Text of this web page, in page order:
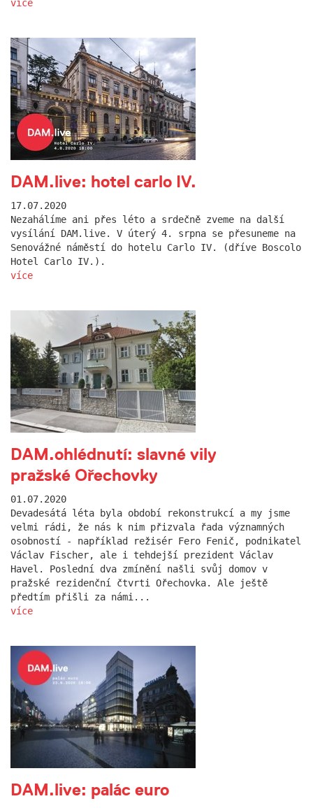
více
DAM.live: hotel carlo IV.
17.07.2020
Nezahálíme ani přes léto a srdečně zveme na další
vysílání DAM.live. V úterý 4. srpna se přesuneme na
Senovážné náměstí do hotelu Carlo IV. (dříve Boscolo
Hotel Carlo IV.).
více
DAM.ohlédnutí: slavné vily
pražské Ořechovky
01.07.2020
Devadesátá léta byla období rekonstrukcí a my jsme
velmi rádi, že nás k nim přizvala řada významných
osobností - například režisér Fero Fenič, podnikatel
Václav Fischer, ale i tehdejší prezident Václav
Havel. Poslední dva zmínění našli svůj domov v
pražské rezidenční čtvrti Ořechovka. Ale ještě
předtím přišli za námi...
více
DAM.live: palác euro